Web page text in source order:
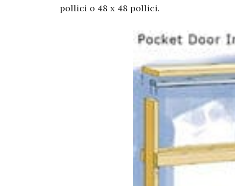
pollici o 48 x 48 pollici.